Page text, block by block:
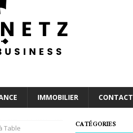
IMMOBILIER CONTACT
Table CATÉGORIES